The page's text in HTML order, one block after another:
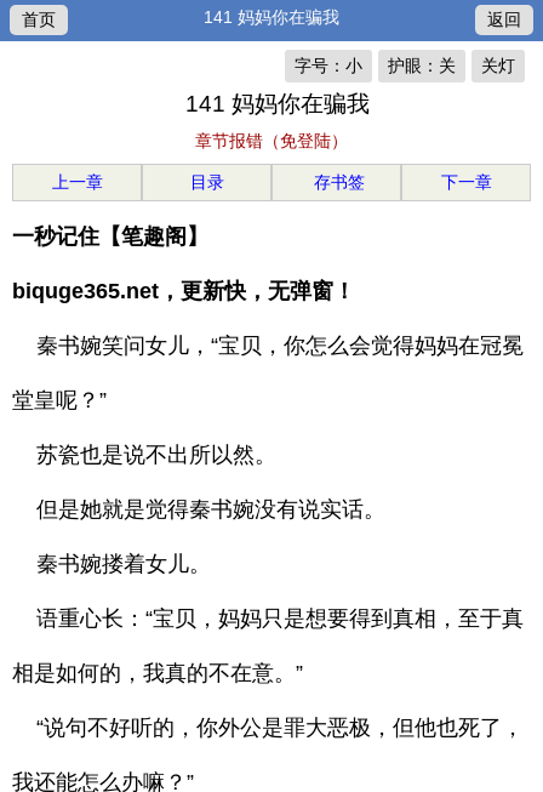
首页 141 妈妈你在骗我 返回
关灯
护眼：关
字号：小
141 妈妈你在骗我
章节报错（免登陆）
上一章 目录 存书签 下一章
一秒记住【笔趣阁】
biquge365.net，更新快，无弹窗！
秦书婉笑问女儿，“宝贝，你怎么会觉得妈妈在冠冕
堂皇呢？”
苏瓷也是说不出所以然。
但是她就是觉得秦书婉没有说实话。
秦书婉搂着女儿。
语重心长：“宝贝，妈妈只是想要得到真相，至于真
相是如何的，我真的不在意。”
“说句不好听的，你外公是罪大恶极，但他也死了，
我还能怎么办嘛？”